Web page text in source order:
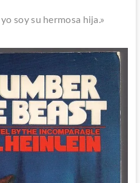
soy su hermosa hija.»